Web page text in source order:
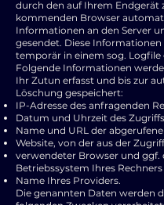
durch den auf Ihrem Endgerät
kommenden Browser
Informationen an den Server
gesendet. Diese Informationen
temporär in einem sog. Logfile
Folgende Informationen
Ihr Zutun erfasst und bis zur
Löschung gespeichert:
IP-Adresse des anfragenden
Datum und Uhrzeit des
Name und URL der
Website, von der aus der
verwendeter Browser und ggf.
Betriebssystem Ihres
Name Ihres Providers.
Die genannten Daten werden